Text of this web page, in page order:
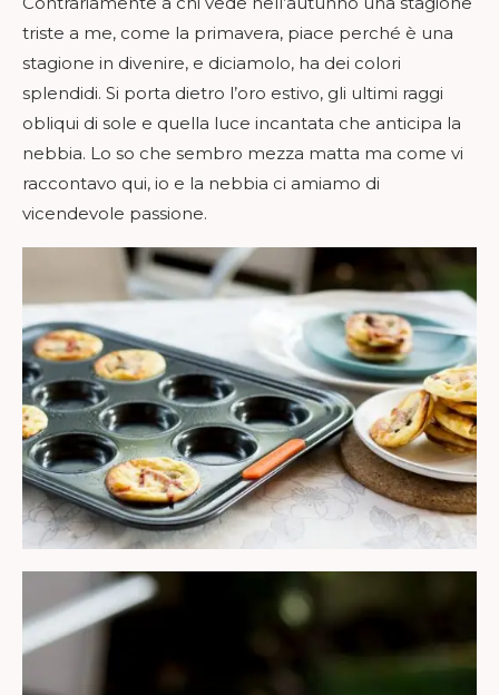
triste a me, come la primavera, piace perché è una
stagione in divenire, e diciamolo, ha dei colori
splendidi. Si porta dietro l’oro estivo, gli ultimi raggi
obliqui di sole e quella luce incantata che anticipa la
nebbia. Lo so che sembro mezza matta ma come vi
raccontavo qui, io e la nebbia ci amiamo di
vicendevole passione.